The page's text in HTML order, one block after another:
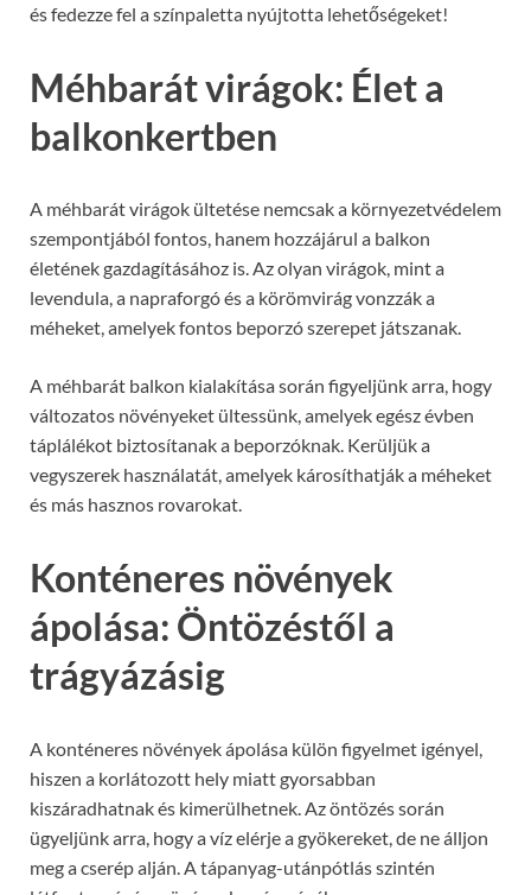
és fedezze fel a színpaletta nyújtotta lehetőségeket!
Méhbarát virágok: Élet a
balkonkertben
A méhbarát virágok ültetése nemcsak a környezetvédelem
szempontjából fontos, hanem hozzájárul a balkon
életének gazdagításához is. Az olyan virágok, mint a
levendula, a napraforgó és a körömvirág vonzzák a
méheket, amelyek fontos beporzó szerepet játszanak.
A méhbarát balkon kialakítása során figyeljünk arra, hogy
változatos növényeket ültessünk, amelyek egész évben
táplálékot biztosítanak a beporzóknak. Kerüljük a
vegyszerek használatát, amelyek károsíthatják a méheket
és más hasznos rovarokat.
Konténeres növények
ápolása: Öntözéstől a
trágyázásig
A konténeres növények ápolása külön figyelmet igényel,
hiszen a korlátozott hely miatt gyorsabban
kiszáradhatnak és kimerülhetnek. Az öntözés során
ügyeljünk arra, hogy a víz elérje a gyökereket, de ne álljon
meg a cserép alján. A tápanyag-utánpótlás szintén